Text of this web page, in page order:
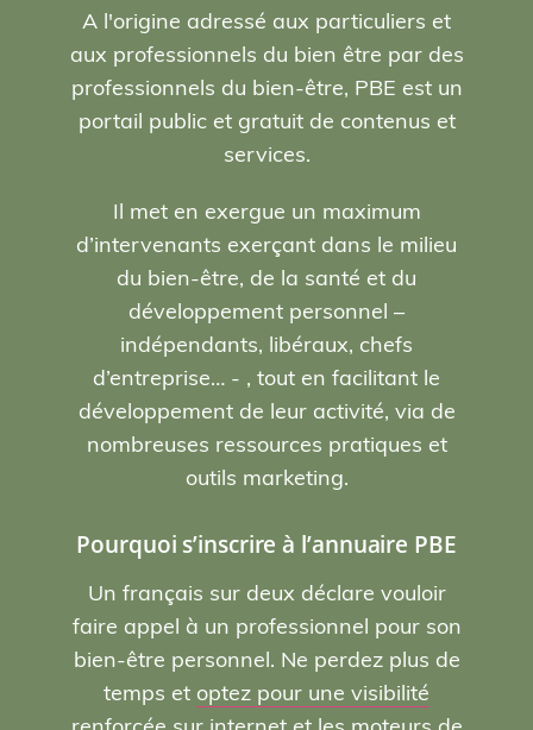
A l'origine adressé aux particuliers et
aux professionnels du bien être par des
professionnels du bien-être, PBE est un
portail public et gratuit de contenus et
services.
Il met en exergue un maximum
d’intervenants exerçant dans le milieu
du bien-être, de la santé et du
développement personnel –
indépendants, libéraux, chefs
d’entreprise… - , tout en facilitant le
développement de leur activité, via de
nombreuses ressources pratiques et
outils marketing.
Pourquoi s’inscrire à l’annuaire PBE
Un français sur deux déclare vouloir
faire appel à un professionnel pour son
bien-être personnel. Ne perdez plus de
temps et optez pour une visibilité